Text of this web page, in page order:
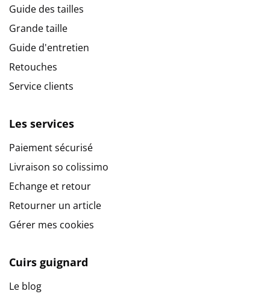
Guide des tailles
Grande taille
Guide d'entretien
Retouches
Service clients
Les services
Paiement sécurisé
Livraison so colissimo
Echange et retour
Retourner un article
Gérer mes cookies
Cuirs guignard
Le blog